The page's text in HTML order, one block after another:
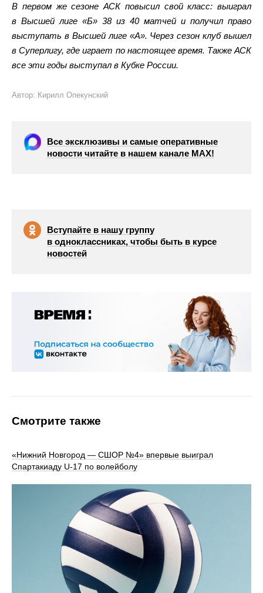
В первом же сезоне АСК повысил свой класс: выиграл
в Высшей лиге «Б» 38 из 40 матчей и получил право
выступать в Высшей лиге «А». Через сезон клуб вышел
в Суперлигу, где играет по настоящее время. Также АСК
все эти годы выступал в Кубке России.
Автор: Кирилл Опекунский
Все эксклюзивы и самые оперативные
новости читайте в нашем канале МАХ!
Вступайте в нашу группу
в одноклассниках, чтобы быть в курсе
новостей
Смотрите также
«Нижний Новгород — СШОР №4» впервые выиграл
Спартакиаду U‑17 по волейболу